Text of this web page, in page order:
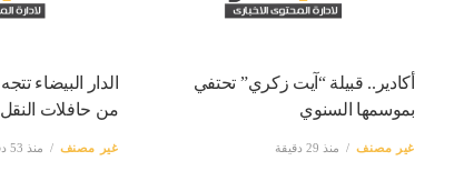
أكادير.. قبيلة “آيت زكري” تحتفي
بموسمها السنوي
غير مصنف منذ 29 دقيقة
الدار البيضاء
من حافلات
غير مصنف منذ 53 دقيقة